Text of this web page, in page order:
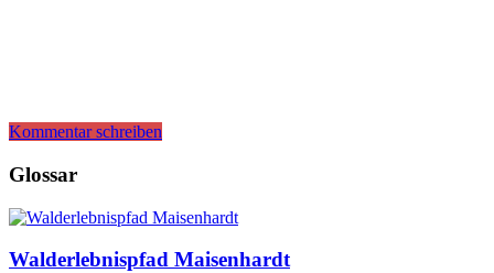
Kommentar schreiben
Glossar
Walderlebnispfad Maisenhardt